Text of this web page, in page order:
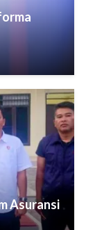
Asuransi